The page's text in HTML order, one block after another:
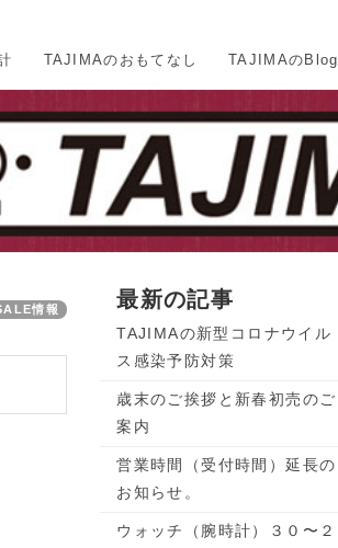
TAJIMAのおもてなし TAJIMAのBlog
情報 最新の記事
TAJIMAの新型コロナウイル
ス感染予防対策
歳末のご挨拶と新春初売のご
案内
営業時間（受付時間）延長の
お知らせ。
ウォッチ（腕時計）３０〜２